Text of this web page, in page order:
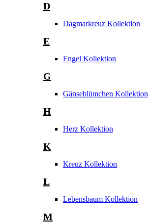
D
Dagmarkreuz Kollektion
E
Engel Kollektion
G
Gänseblümchen Kollektion
H
Herz Kollektion
K
Kreuz Kollektion
L
Lebensbaum Kollektion
M